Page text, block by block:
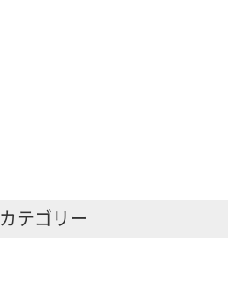
カテゴリー